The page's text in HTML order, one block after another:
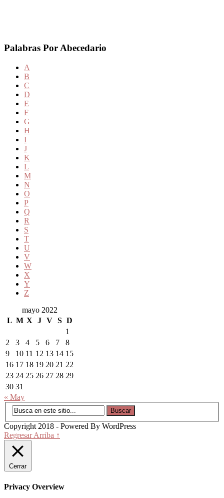
Palabras Por Abecedario
A
B
C
D
E
F
G
H
I
J
K
L
M
N
O
P
Q
R
S
T
U
V
W
X
Y
Z
mayo 2022
L M X J V S D
1
2
3 4 5 6 7
8
9
10 11 12 13 14 15
16 17 18 19 20 21 22
23 24 25 26 27 28 29
30 31
« May
Copyright 2018 - Powered By WordPress
Regresar Arriba ↑
Cerrar
Privacy Overview